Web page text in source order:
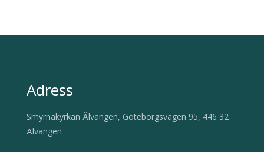
Adress
Smyrnakyrkan Älvängen, Göteborgsvägen 95, 446 32
Älvängen